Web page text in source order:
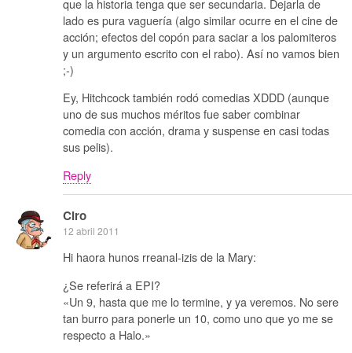
que la historia tenga que ser secundaria. Dejarla de
lado es pura vaguería (algo similar ocurre en el cine de
acción; efectos del copón para saciar a los palomiteros
y un argumento escrito con el rabo). Así no vamos bien
;-)
Ey, Hitchcock también rodó comedias XDDD (aunque
uno de sus muchos méritos fue saber combinar
comedia con acción, drama y suspense en casi todas
sus pelis).
Reply
Ciro
12 abril 2011
Hi haora hunos rreanal-izis de la Mary:
¿Se referirá a EPI?
«Un 9, hasta que me lo termine, y ya veremos. No sere
tan burro para ponerle un 10, como uno que yo me se
respecto a Halo.»